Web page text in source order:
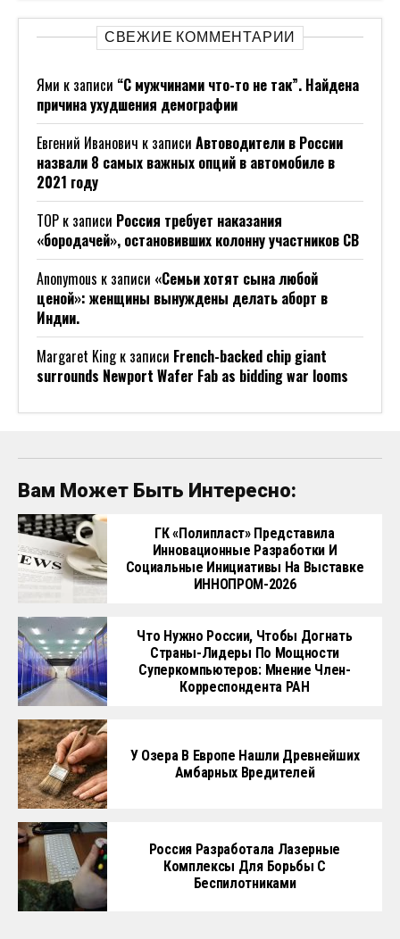
СВЕЖИЕ КОММЕНТАРИИ
Ями к записи “С мужчинами что-то не так”. Найдена
причина ухудшения демографии
Евгений Иванович к записи Автоводители в России
назвали 8 самых важных опций в автомобиле в
2021 году
ТОР к записи Россия требует наказания
«бородачей», остановивших колонну участников СВ
Anonymous к записи «Семьи хотят сына любой
ценой»: женщины вынуждены делать аборт в
Индии.
Margaret Kingк записи French-backed chip giant
surrounds Newport Wafer Fab as bidding war looms
Вам Может Быть Интересно:
ГК «Полипласт» Представила
Инновационные Разработки И
Социальные Инициативы На Выставке
ИННОПРОМ-2026
Что Нужно России, Чтобы Догнать
Страны-Лидеры По Мощности
Суперкомпьютеров: Мнение Член-
Корреспондента РАН
У Озера В Европе Нашли Древнейших
Амбарных Вредителей
Россия Разработала Лазерные
Комплексы Для Борьбы С
Беспилотниками